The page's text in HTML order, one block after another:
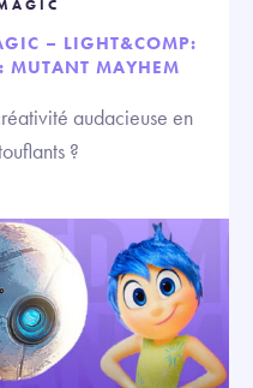
– LIGHT&COMP:
MUTANT MAYHEM
audacieuse en
?